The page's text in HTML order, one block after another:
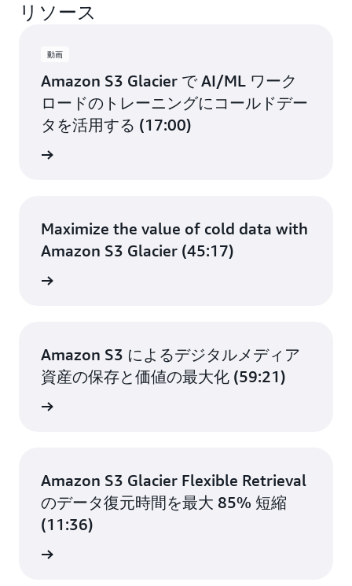
リソース
動画
Amazon S3 Glacier で AI/ML ワーク
ロードのトレーニングにコールドデー
タを活用する (17:00)
Maximize the value of cold data with
Amazon S3 Glacier (45:17)
Amazon S3 によるデジタルメディア
資産の保存と価値の最大化 (59:21)
Amazon S3 Glacier Flexible Retrieval
のデータ復元時間を最大 85% 短縮
(11:36)